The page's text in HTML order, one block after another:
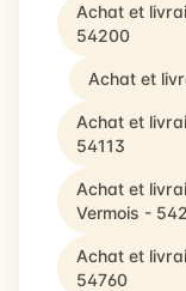
Achat et
54200
Achat et
Achat et
54113
Achat et
Vermois -
Achat et
54760